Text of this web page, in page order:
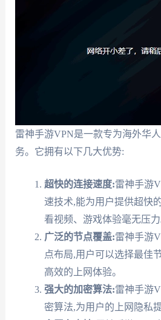
雷神手游VPN是一款专为海外华
务。它拥有以下几大优势:
超快的连接速度:雷神手游
速技术,能为用户提供超快
看视频、游戏体验毫无压力
广泛的节点覆盖:雷神手游
点布局,用户可以选择最佳
高效的上网体验。
强大的加密算法:雷神手游
密算法,为用户的上网隐私